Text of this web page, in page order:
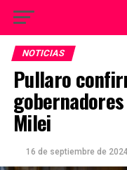
NOTICIAS
Pullaro
Milei
16 de septiembre de 2024